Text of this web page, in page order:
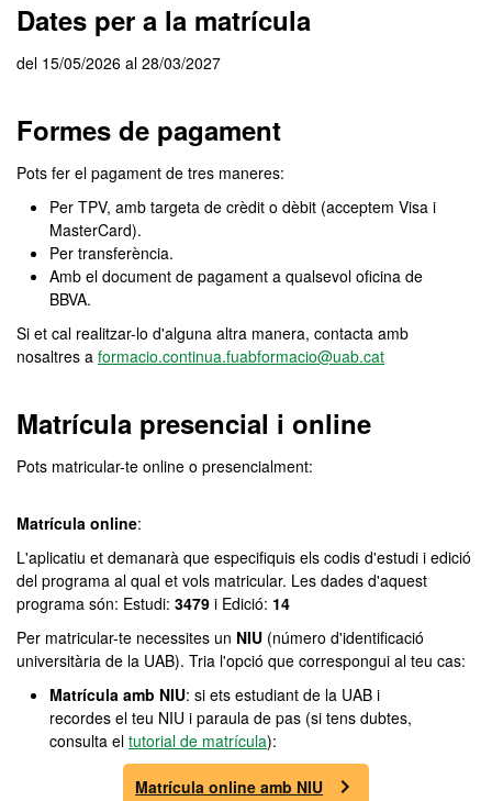
Dates per a la matrícula
del 15/05/2026 al 28/03/2027
Formes de pagament
Pots fer el pagament de tres maneres:
Per TPV, amb targeta de crèdit o dèbit (acceptem Visa i
MasterCard).
Per transferència.
Amb el document de pagament a qualsevol oficina de
BBVA.
Si et cal realitzar-lo d'alguna altra manera, contacta amb
nosaltres a formacio.continua.fuabformacio@uab.cat
Matrícula presencial i online
Pots matricular-te online o presencialment:
Matrícula online:
L'aplicatiu et demanarà que especifiquis els codis d'estudi i edició
del programa al qual et vols matricular. Les dades d'aquest
programa són: Estudi: 3479 i Edició: 14
Per matricular-te necessites un NIU (número d'identificació
universitària de la UAB). Tria l'opció que correspongui al teu cas:
Matrícula amb NIU: si ets estudiant de la UAB i
recordes el teu NIU i paraula de pas (si tens dubtes,
consulta el tutorial de matrícula):
Matrícula online amb NIU